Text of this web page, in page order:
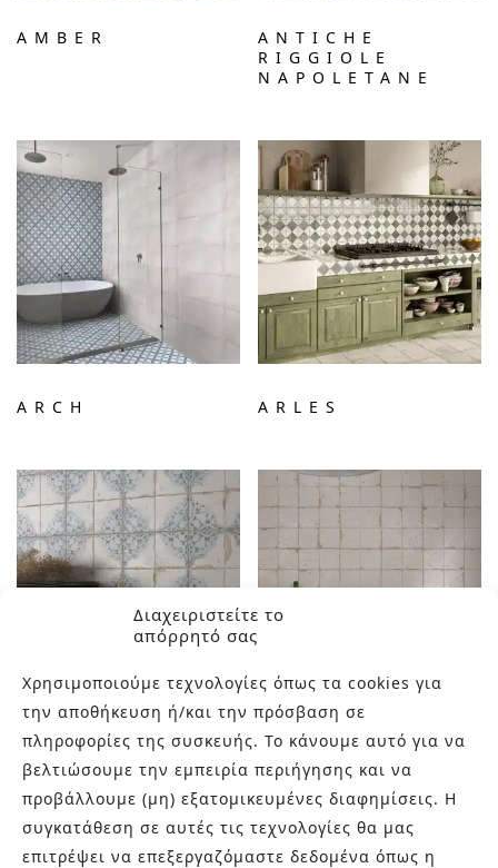
Διαχειριστείτε το
απόρρητό σας
Χρησιμοποιούμε τεχνολογίες όπως τα cookies για
την αποθήκευση ή/και την πρόσβαση σε
πληροφορίες της συσκευής. Το κάνουμε αυτό για να
βελτιώσουμε την εμπειρία περιήγησης και να
προβάλλουμε (μη) εξατομικευμένες διαφημίσεις. Η
συγκατάθεση σε αυτές τις τεχνολογίες θα μας
επιτρέψει να επεξεργαζόμαστε δεδομένα όπως η
AMBER
ANTICHE
RIGGIOLE
NAPOLETANE
ARCH ARLES
ARTISAN A ARTISAN B